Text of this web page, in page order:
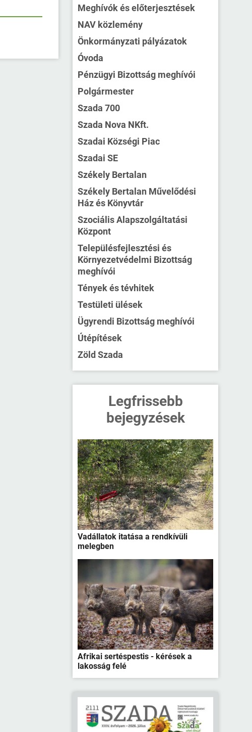
Meghívók és előterjesztések
NAV közlemény
Önkormányzati pályázatok
Óvoda
Pénzügyi Bizottság meghívói
Polgármester
Szada 700
Szada Nova NKft.
Szadai Községi Piac
Szadai SE
Székely Bertalan
Székely Bertalan Művelődési
Ház és Könyvtár
Szociális Alapszolgáltatási
Központ
Településfejlesztési és
Környezetvédelmi Bizottság
meghívói
Tények és tévhitek
Testületi ülések
Ügyrendi Bizottság meghívói
Útépítések
Zöld Szada
Legfrissebb
bejegyzések
Vadállatok itatása a rendkívüli
melegben
Afrikai sertéspestis - kérések a
lakosság felé